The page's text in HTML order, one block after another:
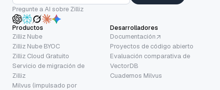
Pregunte a AI sobre Zilliz
Productos
Zilliz Nube
Zilliz Nube BYOC
Zilliz Cloud Gratuito
Servicio de migración de
Zilliz
Milvus (impulsado por
Desarrolladores
Documentación
Proyectos de código abierto
Evaluación comparativa de
VectorDB
Cuadernos Milvus